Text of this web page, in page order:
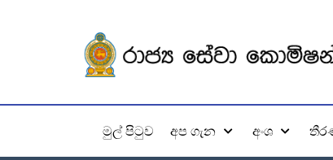
මුල් පිටුව අප ගැන අංශ